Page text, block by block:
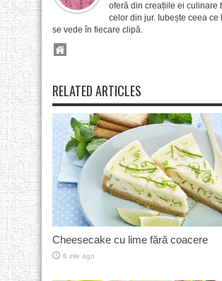
oferă din creațiile ei culinare
celor din jur. Iubește ceea ce
se vede în fiecare clipă.
RELATED ARTICLES
Cheesecake cu lime fără coacere
6 zile ago